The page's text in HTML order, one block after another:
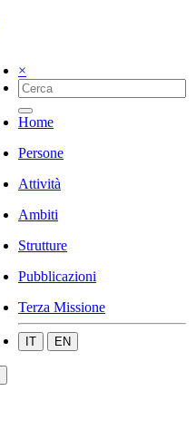
×
Home
Persone
Attività
Ambiti
Strutture
Pubblicazioni
Terza Missione
IT EN